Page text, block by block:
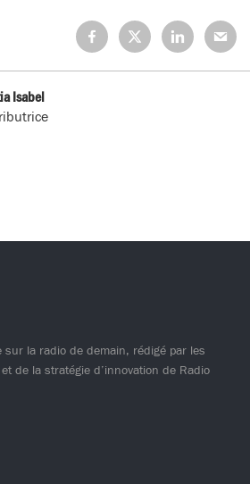
Partagez
sur
Facebook
Partagez
sur
X
Partagez
sur
LinkedIn
sur
Mail
Isabel
sur la radio de demain, rédigé par les
de la stratégie d’innovation de Radio